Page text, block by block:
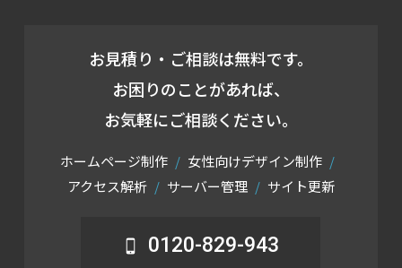
お見積り・ご相談は無料です。
お困りのことがあれば、
お気軽にご相談ください。
ホームページ制作
女性向けデザイン制作
アクセス解析
サーバー管理 サイト更新
0120-829-943